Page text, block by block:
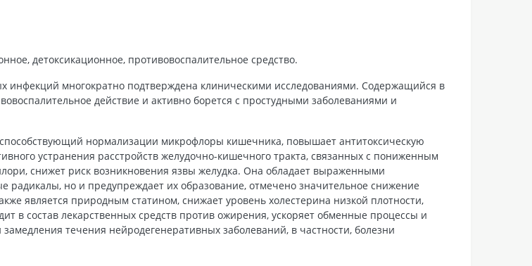
детоксикационное, противовоспалительное средство.
инфекций многократно подтверждена клиническими исследованиями. Содержащийся в
действие и активно борется с простудными заболеваниями и
нормализации микрофлоры кишечника, повышает антитоксическую
устранения расстройств желудочно-кишечного тракта, связанных с пониженным
снижет риск возникновения язвы желудка. Она обладает выраженными
радикалы, но и предупреждает их образование, отмечено значительное снижение
является природным статином, снижает уровень холестерина низкой плотности,
в состав лекарственных средств против ожирения, ускоряет обменные процессы и
течения нейродегенеративных заболеваний, в частности, болезни